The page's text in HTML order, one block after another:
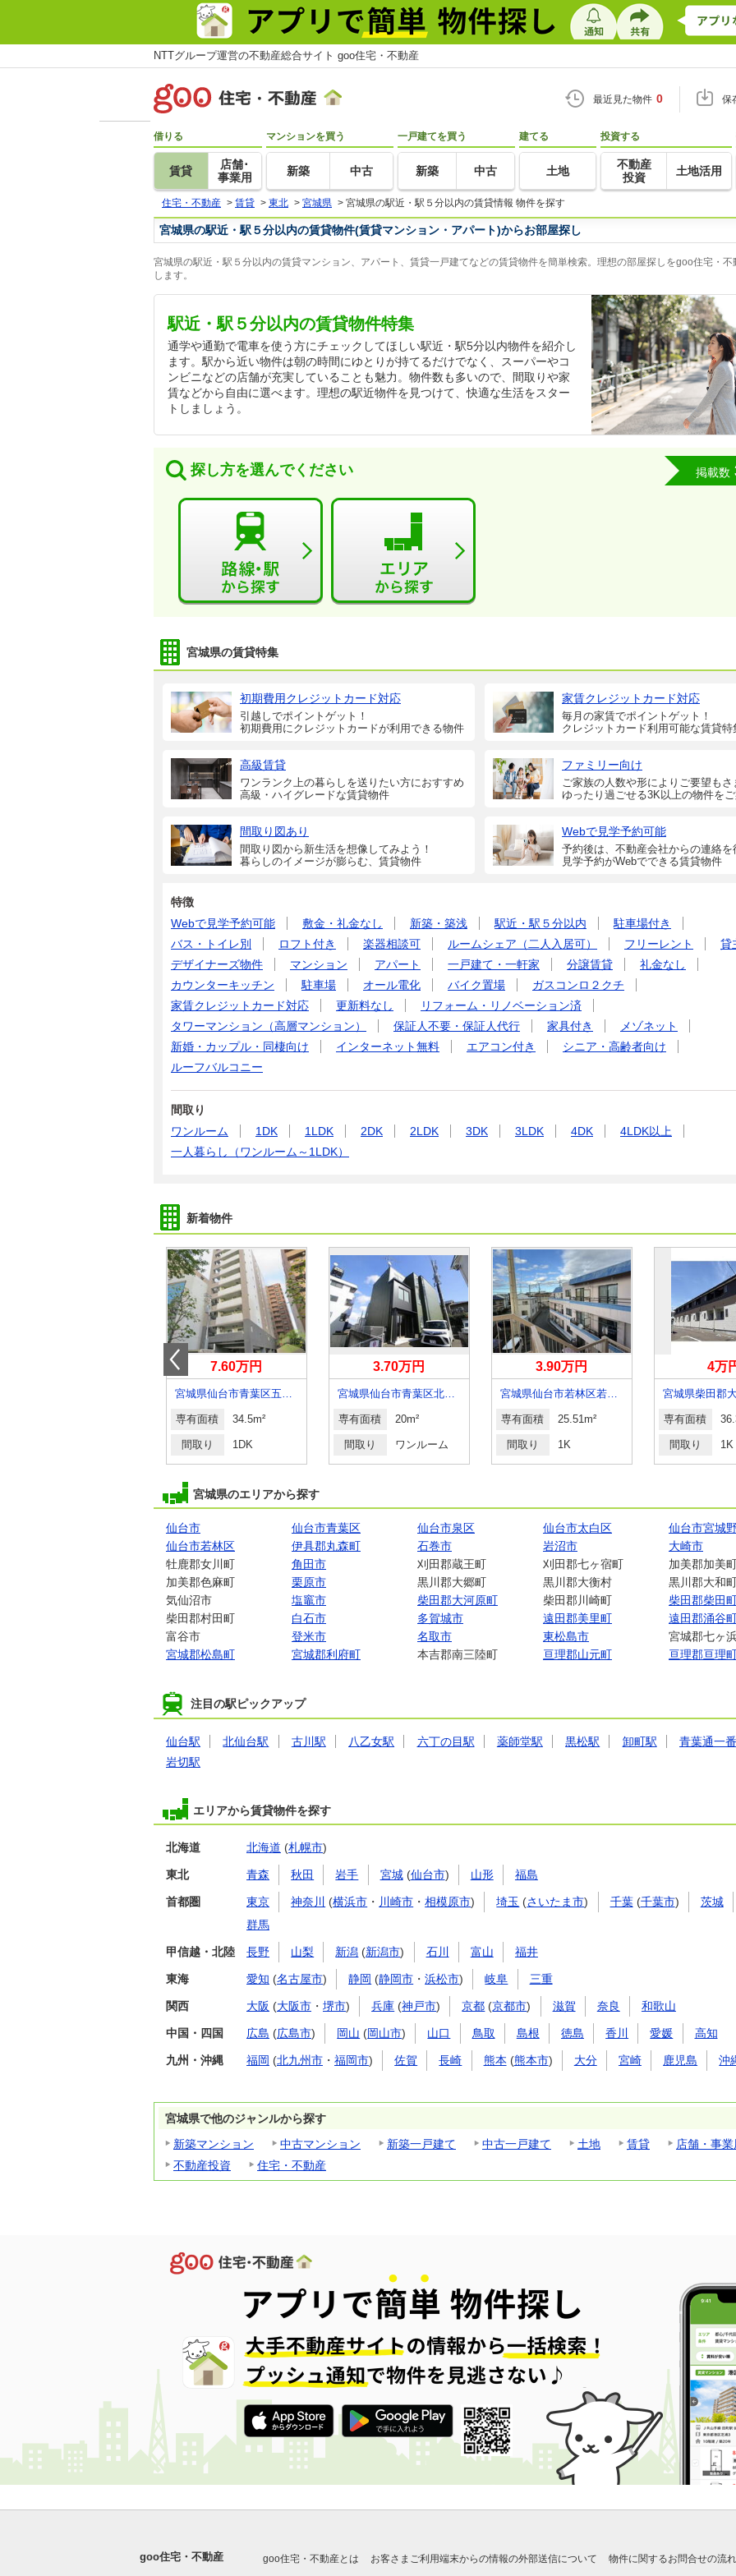
NTTグループ運営の不動産総合サイト goo住宅・不動産
最近見た物件 0 保
借りる
賃貸
店舗･
事業用
マンションを買う
新築 中古
一戸建てを買う
新築 中古
建てる
土地
投資する
不動産
投資
土地活用
住宅・不動産 > 賃貸 > 東北 > 宮城県 > 宮城県の駅近・駅５分以内の賃貸情報 物件を探す
宮城県の駅近・駅５分以内の賃貸物件(賃貸マンション・アパート)からお部屋探し
宮城県の駅近・駅５分以内の賃貸マンション、アパート、賃貸一戸建てなどの賃貸物件を簡単検索。理想の部屋探しをgoo住宅・不
します。
駅近・駅５分以内の賃貸物件特集
通学や通勤で電車を使う方にチェックしてほしい駅近・駅5分以内物件を紹介し
ます。駅から近い物件は朝の時間にゆとりが持てるだけでなく、スーパーやコ
ンビニなどの店舗が充実していることも魅力。物件数も多いので、間取りや家
賃などから自由に選べます。理想の駅近物件を見つけて、快適な生活をスター
トしましょう。
探し方を選んでください 掲載数
宮城県の賃貸特集
初期費用クレジットカード対応
引越しでポイントゲット！
初期費用にクレジットカードが利用できる物件
家賃クレジットカード対応
毎月の家賃でポイントゲット！
クレジットカード利用可能な賃貸特
高級賃貸
ワンランク上の暮らしを送りたい方におすすめ
高級・ハイグレードな賃貸物件
ファミリー向け
ご家族の人数や形によりご要望もさ
ゆったり過ごせる3K以上の物件をご
間取り図あり
間取り図から新生活を想像してみよう！
暮らしのイメージが膨らむ、賃貸物件
Webで見学予約可能
予約後は、不動産会社からの連絡を
見学予約がWebでできる賃貸物件
特徴
Webで見学予約可能
敷金・礼金なし 新築・築浅 駅近・駅５分以内
駐車場付き
バス・トイレ別
ロフト付き 楽器相談可 ルームシェア（二人入居可） フリーレント
貸
デザイナーズ物件
マンション アパート 一戸建て・一軒家 分譲賃貸
礼金なし
カウンターキッチン
駐車場 オール電化 バイク置場
ガスコンロ２クチ
家賃クレジットカード対応
更新料なし
リフォーム・リノベーション済
タワーマンション（高層マンション）
保証人不要・保証人代行 家具付き
メゾネット
新婚・カップル・同棲向け
インターネット無料 エアコン付き
シニア・高齢者向け
ルーフバルコニー
間取り
ワンルーム
1DK 1LDK 2DK 2LDK 3DK 3LDK 4DK
4LDK以上
一人暮らし（ワンルーム～1LDK）
新着物件
7.60万円
宮城県仙台市青葉区五橋２
専有面積 34.5m²
間取り 1DK
3.70万円
宮城県仙台市青葉区北山３
専有面積 20m²
間取り ワンルーム
3.90万円
宮城県仙台市若林区若林５丁目
専有面積 25.51m²
間取り 1K
4万
専有面積
間取り 1K
宮城県のエリアから探す
仙台市 仙台市青葉区 仙台市泉区 仙台市太白区
仙台市宮城
仙台市若林区
伊具郡丸森町 石巻市 岩沼市
大崎市
牡鹿郡女川町
角田市 刈田郡蔵王町 刈田郡七ヶ宿町
加美郡加美
加美郡色麻町
栗原市 黒川郡大郷町 黒川郡大衡村
黒川郡大和
気仙沼市
塩竈市 柴田郡大河原町 柴田郡川崎町
柴田郡柴田
柴田郡村田町
白石市 多賀城市 遠田郡美里町
遠田郡涌谷
富谷市
登米市 名取市 東松島市
宮城郡七ヶ
宮城郡松島町
宮城郡利府町 本吉郡南三陸町 亘理郡山元町 亘理郡亘理
注目の駅ピックアップ
仙台駅 北仙台駅 古川駅 八乙女駅 六丁の目駅 薬師堂駅 黒松駅 卸町駅
青葉通一
岩切駅
エリアから賃貸物件を探す
北海道 北海道 (札幌市)
東北 青森 秋田 岩手 宮城(仙台市) 山形 福島
首都圏 東京 神奈川 (横浜市 ・ 川崎市 ・相模原市) 埼玉 (さいたま市) 千葉(千葉市) 茨城
群馬
甲信越・北陸 長野 山梨 新潟 (新潟市) 石川 富山 福井
東海 愛知 (名古屋市) 静岡 (静岡市 ・浜松市) 岐阜 三重
関西 大阪 (大阪市 ・ 堺市) 兵庫 (神戸市) 京都 (京都市) 滋賀 奈良 和歌山
中国・四国 広島 (広島市) 岡山 (岡山市) 山口 鳥取 島根 徳島 香川 愛媛 高知
九州・沖縄 福岡 (北九州市 ・ 福岡市) 佐賀 長崎 熊本 (熊本市) 大分 宮崎 鹿児島 沖
宮城県で他のジャンルから探す
新築マンション
中古マンション 新築一戸建て 中古一戸建て 土地 賃貸
店舗・事業
不動産投資
住宅・不動産
goo住宅・不動産 goo住宅・不動産とは お客さまご利用端末からの情報の外部送信について 物件に関するお問合せの流れ